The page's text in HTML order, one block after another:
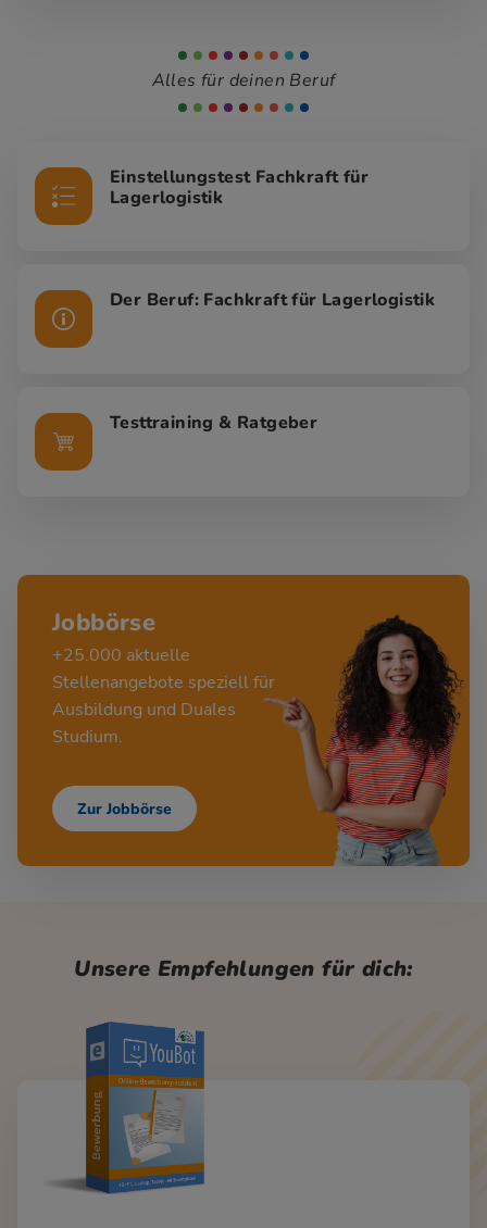
Alles für deinen Beruf
Einstellungstest Fachkraft für
Lagerlogistik
Der Beruf: Fachkraft für Lagerlogistik
Testtraining & Ratgeber
Jobbörse
+25.000 aktuelle
Stellenangebote speziell für
Ausbildung und Duales
Studium.
Zur Jobbörse
Unsere Empfehlungen für dich: